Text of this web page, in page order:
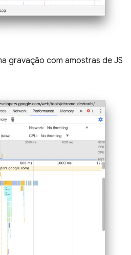
gravação com amostras de JS